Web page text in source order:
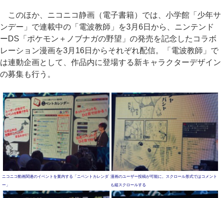
このほか、ニコニコ静画（電子書籍）では、小学館「少年サ
ンデー」で連載中の「電波教師」を3月6日から、ニンテンド
ーDS「ポケモン＋ノブナガの野望」の発売を記念したコラボ
レーション漫画を3月16日からそれぞれ配信。「電波教師」で
は連動企画として、作品内に登場する新キャラクターデザイン
の募集も行う。
ニコニコ動画関連のイベントを案内する「ニベントカレンダ
ー」
漫画のユーザー投稿が可能に。スクロール形式ではコメント
も縦スクロールする